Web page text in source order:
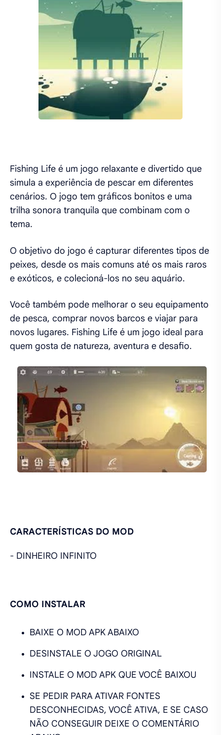
Fishing Life é um jogo relaxante e divertido que
simula a experiência de pescar em diferentes
cenários. O jogo tem gráficos bonitos e uma
trilha sonora tranquila que combinam com o
tema.
O objetivo do jogo é capturar diferentes tipos de
peixes, desde os mais comuns até os mais raros
e exóticos, e colecioná-los no seu aquário.
Você também pode melhorar o seu equipamento
de pesca, comprar novos barcos e viajar para
novos lugares. Fishing Life é um jogo ideal para
quem gosta de natureza, aventura e desafio.
CARACTERÍSTICAS DO MOD
- DINHEIRO INFINITO
COMO INSTALAR
BAIXE O MOD APK ABAIXO
DESINSTALE O JOGO ORIGINAL
INSTALE O MOD APK QUE VOCÊ BAIXOU
SE PEDIR PARA ATIVAR FONTES
DESCONHECIDAS, VOCÊ ATIVA, E SE CASO
NÃO CONSEGUIR DEIXE O COMENTÁRIO